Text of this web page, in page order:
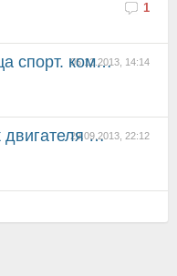
1
05.12.2013, 14:14
и комфортом, я в...
29.09.2013, 22:12
качества, расход топлива,...